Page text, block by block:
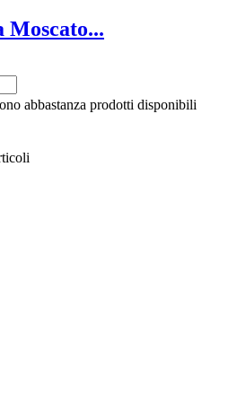
Moscato...
abbastanza prodotti disponibili